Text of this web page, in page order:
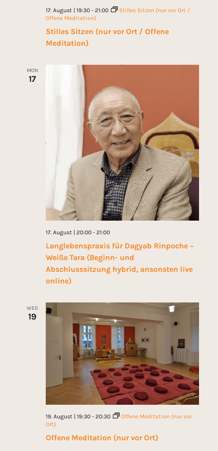
Stilles Sitzen (nur vor Ort / Offene
Meditation)
17. August | 19:30- 21:00
Stilles Sitzen (nur vor Ort /
Offene Meditation)
MON
17
Langlebenspraxis für Dagyab Rinpoche −
Weiße Tara (Beginn- und
Abschlusssitzung hybrid, ansonsten live
online)
17. August | 20:00- 21:00
WED
19
Offene Meditation (nur vor Ort)
19. August | 19:30- 20:30
Offene Meditation (nur vor
Ort)